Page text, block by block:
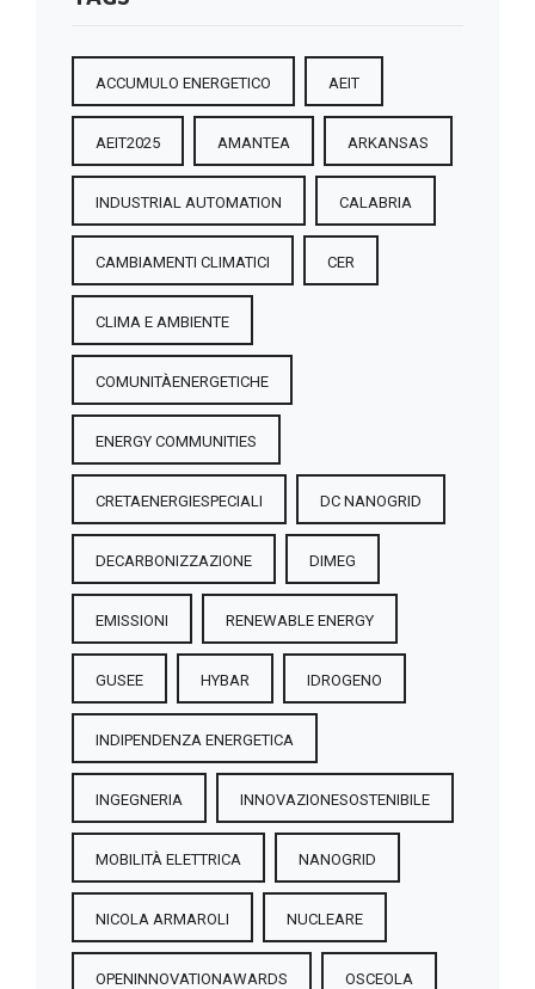
ACCUMULO ENERGETICO AEIT
AEIT2025 AMANTEA ARKANSAS
INDUSTRIAL AUTOMATION CALABRIA
CAMBIAMENTI CLIMATICI CER
CLIMA E AMBIENTE
COMUNITÀENERGETICHE
ENERGY COMMUNITIES
CRETAENERGIESPECIALI DC NANOGRID
DECARBONIZZAZIONE DIMEG
EMISSIONI RENEWABLE ENERGY
GUSEE HYBAR IDROGENO
INDIPENDENZA ENERGETICA
INGEGNERIA INNOVAZIONESOSTENIBILE
MOBILITÀ ELETTRICA NANOGRID
NICOLA ARMAROLI NUCLEARE
OPENINNOVATIONAWARDS OSCEOLA